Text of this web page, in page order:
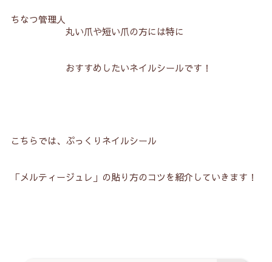
ちなつ管理人
丸い爪や短い爪の方には特に
おすすめしたいネイルシールです！
こちらでは、ぷっくりネイルシール
「メルティージュレ」の貼り方のコツを紹介していきます！